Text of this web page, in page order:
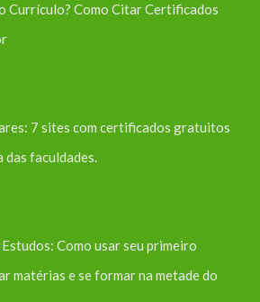
Currículo? Como Citar Certificados
7 sites com certificados gratuitos
das faculdades.
Como usar seu primeiro
matérias e se formar na metade do